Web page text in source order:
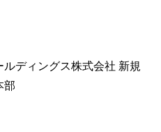
ルディングス株式会社 新規
部